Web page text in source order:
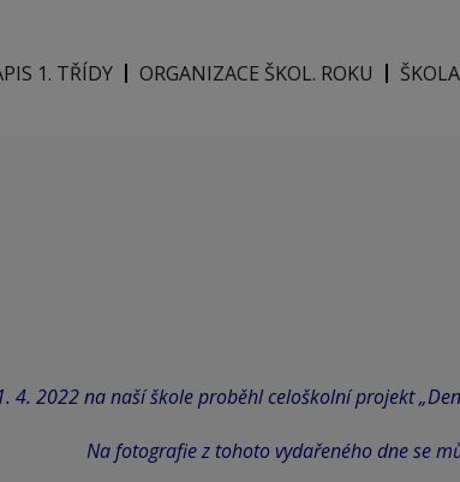
1. TŘÍDY ORGANIZACE ŠKOL. ROKU ŠKOLA
4. 2022 na naší škole proběhl celoškolní projekt
Na fotografie z tohoto vydařeného dne se